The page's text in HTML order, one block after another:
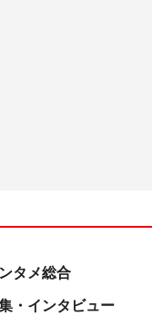
タメ総合
・インタビュー